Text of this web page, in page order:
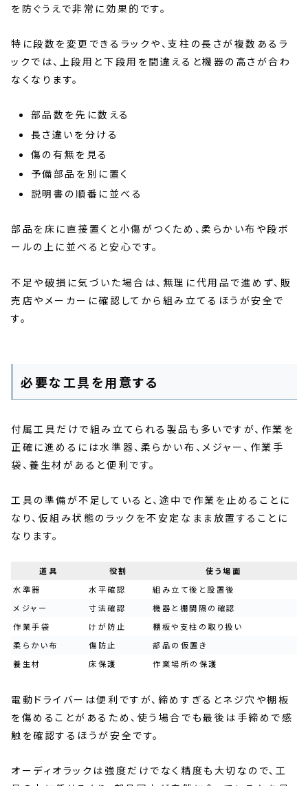
を防ぐうえで非常に効果的です。
特に段数を変更できるラックや、支柱の長さが複数あるラ
ックでは、上段用と下段用を間違えると機器の高さが合わ
なくなります。
部品数を先に数える
長さ違いを分ける
傷の有無を見る
予備部品を別に置く
説明書の順番に並べる
部品を床に直接置くと小傷がつくため、柔らかい布や段ボ
ールの上に並べると安心です。
不足や破損に気づいた場合は、無理に代用品で進めず、販
売店やメーカーに確認してから組み立てるほうが安全で
す。
必要な工具を用意する
付属工具だけで組み立てられる製品も多いですが、作業を
正確に進めるには水準器、柔らかい布、メジャー、作業手
袋、養生材があると便利です。
工具の準備が不足していると、途中で作業を止めることに
なり、仮組み状態のラックを不安定なまま放置することに
なります。
道具 役割
使う場面
水準器
水平確認
組み立て後と設置後
メジャー
寸法確認
機器と棚間隔の確認
作業手袋
けが防止
棚板や支柱の取り扱い
柔らかい布
傷防止
部品の仮置き
養生材
床保護 作業場所の保護
電動ドライバーは便利ですが、締めすぎるとネジ穴や棚板
を傷めることがあるため、使う場合でも最後は手締めで感
触を確認するほうが安全です。
オーディオラックは強度だけでなく精度も大切なので、工